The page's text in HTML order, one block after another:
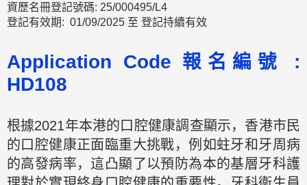
資歷名冊登記號碼: 25/000495/L4
登記有效期: 01/09/2025 至 登記持續有效
Application Code 報名編號 :
HD108
根據2021年本港的口腔健康調查顯示，香港市民
的口腔健康正面臨重大挑戰，例如蛀牙和牙周病
的高發病率，這凸顯了以預防為本的基層牙科護